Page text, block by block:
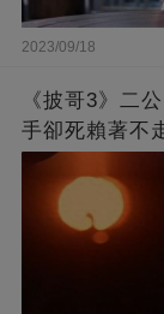
2023/09/18
《披哥3》二
手卻死賴著不